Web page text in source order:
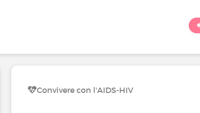
Convivere con l'AIDS-HIV